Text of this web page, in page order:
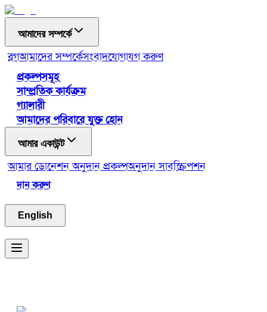
আমাদের সম্পর্কে
ব্লগআমাদের সম্পর্কেসংবাদযোগাযগ করুণ
প্রকল্পসমূহ
সাম্প্রতিক কার্যক্রম
গ্যালারী
আমাদের পরিবারে যুক্ত হোন
আমার একাউন্ট
আমার ডোনেশনঅনুদান প্রকল্পঅনুদান সাবস্ক্রিপশন
দান করুণ
English